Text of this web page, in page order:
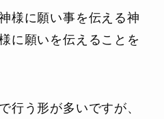
様に願い事を伝える神
に願いを伝えることを
行う形が多いですが、